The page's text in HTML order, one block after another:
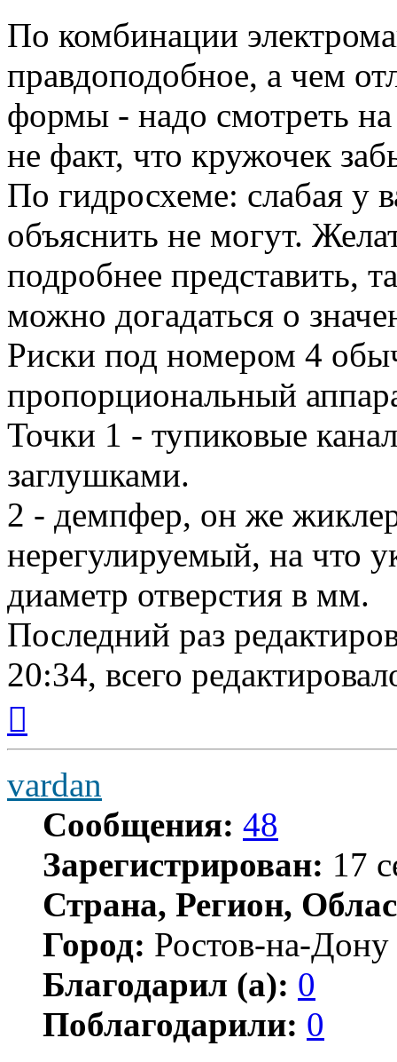
По комбинации
правдоподобное, а чем
формы - надо смотреть на
не факт, что кружочек
По гидросхеме: слабая у
объяснить не могут.
подробнее представить,
можно догадаться о
Риски под номером 4
пропорциональный
Точки 1 - тупиковые
заглушками.
2 - демпфер, он же
нерегулируемый, на что
диаметр отверстия в мм.
Последний раз
20:34, всего
началу
vardan
Сообщения: 48
Зарегистрирован: 17
Страна, Регион,
Город: Ростов-на-Дону
Благодарил (а): 0
Поблагодарили: 0